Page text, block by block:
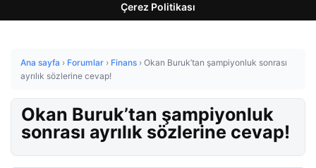
Çerez Politikası
Ana sayfa › Forumlar › Finans › Okan Buruk’tan şampiyonluk sonrası
ayrılık sözlerine cevap!
Okan Buruk’tan şampiyonluk
sonrası ayrılık sözlerine cevap!